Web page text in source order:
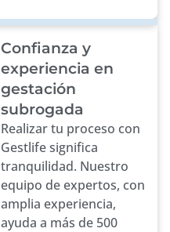
Confianza y
experiencia en
gestación
subrogada
Realizar tu proceso con
Gestlife significa
tranquilidad. Nuestro
equipo de expertos, con
amplia experiencia,
ayuda a más de 500